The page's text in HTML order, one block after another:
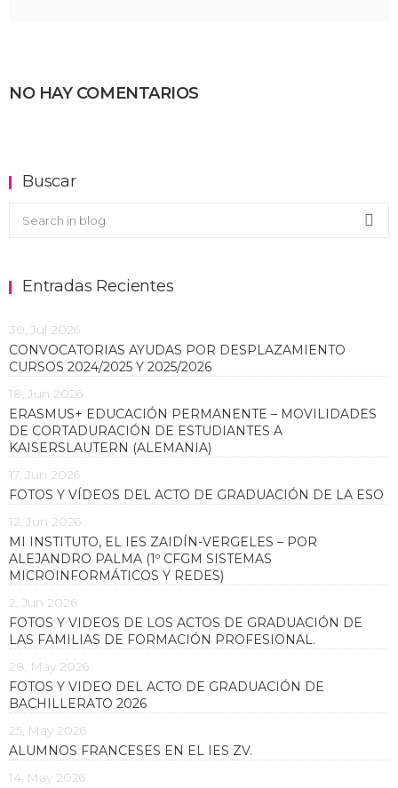
NO HAY COMENTARIOS
Buscar
Buscar en el blog
Entradas Recientes
30, Jul 2026
CONVOCATORIAS AYUDAS POR DESPLAZAMIENTO
CURSOS 2024/2025 Y 2025/2026
18, Jun 2026
ERASMUS+ EDUCACIÓN PERMANENTE – MOVILIDADES
DE CORTADURACIÓN DE ESTUDIANTES A
KAISERSLAUTERN (ALEMANIA)
17, Jun 2026
FOTOS Y VÍDEOS DEL ACTO DE GRADUACIÓN DE LA ESO
12, Jun 2026
MI INSTITUTO, EL IES ZAIDÍN-VERGELES – POR
ALEJANDRO PALMA (1º CFGM SISTEMAS
MICROINFORMÁTICOS Y REDES)
2, Jun 2026
FOTOS Y VIDEOS DE LOS ACTOS DE GRADUACIÓN DE
LAS FAMILIAS DE FORMACIÓN PROFESIONAL.
28, May 2026
FOTOS Y VIDEO DEL ACTO DE GRADUACIÓN DE
BACHILLERATO 2026
25, May 2026
ALUMNOS FRANCESES EN EL IES ZV.
14, May 2026